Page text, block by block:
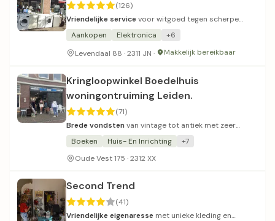
(126)
Vriendelijke service voor witgoed tegen scherpe
prijzen met garantie.
Aankopen Elektronica
+6
Levendaal 88 · 2311 JN ·
Makkelijk bereikbaar
Kringloopwinkel Boedelhuis
woningontruiming Leiden.
(71)
Brede vondstenvan vintage tot antiek met zeer
betaalbare prijzen.
Boeken Huis- En Inrichting
+7
Oude Vest 175 · 2312 XX
Second Trend
(41)
Vriendelijke eigenaresse met unieke kleding en